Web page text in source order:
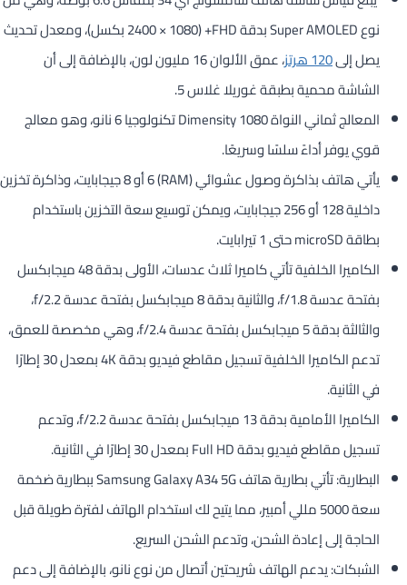
نوع Super AMOLED بدقة FHD+ (2400 × 1080 بكسل)، ومعدل تحديث
يصل إلى120 هرتز
، عمق الألوان 16 مليون لون، بالإضافة إلى أن
الشاشة محمية بطبقة غوريلا غلاس 5.
المعالج ثماني النواة Dimensity 1080 تكنولوجيا 6 نانو، وهو معالج
قوي يوفر أداءً سلسًا وسريعًا.
يأتي هاتف بذاكرة وصول عشوائي (RAM) 6 أو 8 جيجابايت، وذاكرة تخزين
داخلية 128 أو 256 جيجابايت، ويمكن توسيع سعة التخزين باستخدام
بطاقة microSD حتى 1 تيرابايت.
الكاميرا الخلفية تأتي كاميرا ثلاث عدسات، الأولى بدقة 48 ميجابكسل
بفتحة عدسة f/1.8، والثانية بدقة 8 ميجابكسل بفتحة عدسة f/2.2،
والثالثة بدقة 5 ميجابكسل بفتحة عدسة f/2.4، وهي مخصصة للعمق،
تدعم الكاميرا الخلفية تسجيل مقاطع فيديو بدقة 4K بمعدل 30 إطارًا
في الثانية.
الكاميرا الأمامية بدقة 13 ميجابكسل بفتحة عدسة f/2.2، وتدعم
تسجيل مقاطع فيديو بدقة Full HD بمعدل 30 إطارًا في الثانية.
البطارية: تأتي بطارية هاتف Samsung Galaxy A34 5G ببطارية ضخمة
سعة 5000 مللي أمبير، مما يتيح لك استخدام الهاتف لفترة طويلة قبل
الحاجة إلى إعادة الشحن، وتدعم الشحن السريع.
الشبكات: يدعم الهاتف شريحتين أتصال من نوع نانو، بالإضافة إلى دعم